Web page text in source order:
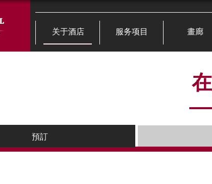
关于酒店 服务项目 畫廊
預訂